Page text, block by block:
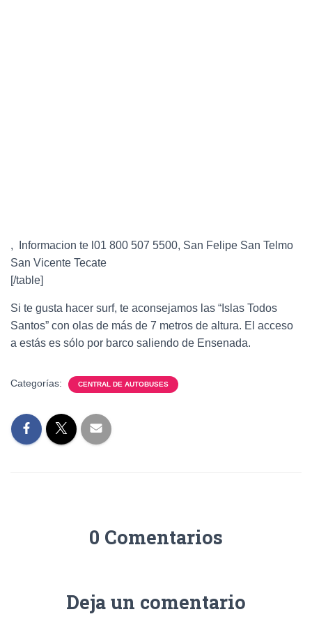
, Informacion te l01 800 507 5500, San Felipe San Telmo
San Vicente Tecate
[/table]
Si te gusta hacer surf, te aconsejamos las “Islas Todos
Santos” con olas de más de 7 metros de altura. El acceso
a estás es sólo por barco saliendo de Ensenada.
Categorías: CENTRAL DE AUTOBUSES
0 Comentarios
Deja un comentario